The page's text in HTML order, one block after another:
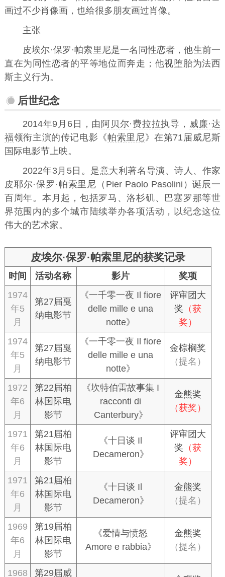
画过不少肖像画，也给很多朋友画过肖像。
主张
皮埃尔·保罗·帕索里尼是一名同性恋者，他生前一
直在为同性恋者的平等地位而奔走；他视堕胎为法西
斯主义行为。
后世纪念
2014年9月6日，由 阿贝尔·费拉拉执导， 威廉·达
福领衔主演的传记电影《帕索里尼》在第71届威尼斯
国际电影节上映。
2022年3月5日。是意大利著名导演、诗人、作家
皮耶尔·保罗·帕索里尼（Pier Paolo Pasolini）诞辰一
百周年。本月起，包括罗马、洛杉矶、巴塞罗那等世
界范围内的多个城市陆续举办各项活动，以纪念这位
伟大的艺术家。
皮埃尔·保罗·帕索里尼的获奖记录
时间 活动名称 影片
奖项
1974
年5
月
第27届戛
纳电影节
《一千零一夜 Il fiore
delle mille e una
notte》
评审团大
奖 （获
奖）
1974
年5
月
第27届戛
纳电影节
《一千零一夜 Il fiore
delle mille e una
notte》
金棕榈奖
（提名）
1972
年6
月
第22届柏
林国际电
影节
《坎特伯雷故事集 I
racconti di
Canterbury》
金熊奖
（获奖）
1971
年6
月
第21届柏
林国际电
影节
《十日谈 Il
Decameron》
评审团大
奖 （获
奖）
1971
年6
月
第21届柏
林国际电
影节
《十日谈 Il
Decameron》
金熊奖
（提名）
1969
年6
月
第19届柏
林国际电
影节
《爱情与愤怒
Amore e rabbia》
金熊奖
（提名）
1968
第29届威